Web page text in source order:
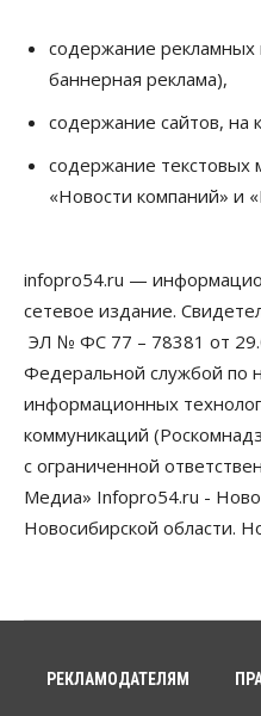
Бизнес Недвижимость
Росреестр
06 Августа 2026, 12:00
Телекоммуникации
В 16 населённых
Бизнес Право&Порядок
новосибирские
почту
06 Августа 2026, 11:00
Общество
Медики готовятся к
клещей в
06 Августа 2026, 10:00
06 Августа 2026, 09:00
содержание рекламных
баннерная реклама),
содержание сайтов, на
содержание текстовых
«Новости компаний» и
infopro54.ru —
сетевое издание.
ЭЛ № ФС 77 – 78381 от
Федеральной службой по
информационных
коммуникаций
с ограниченной
Медиа» Infopro54.ru -
Новосибирской области.
РЕКЛАМОДАТЕЛЯМ